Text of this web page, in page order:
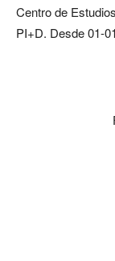
Centro de
PI+D. Desde 01-